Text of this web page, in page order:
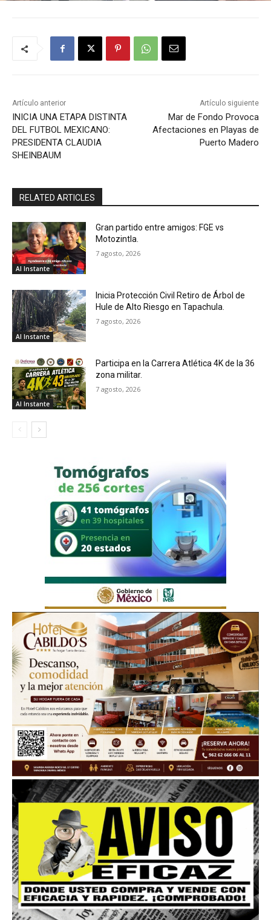
Artículo anterior
INICIA UNA ETAPA DISTINTA
DEL FUTBOL MEXICANO:
PRESIDENTA CLAUDIA
SHEINBAUM
Artículo siguiente
Mar de Fondo Provoca
Afectaciones en Playas de
Puerto Madero
RELATED ARTICLES
Al Instante
Gran partido entre amigos: FGE vs
Motozintla.
7 agosto, 2026
Al Instante
Inicia Protección Civil Retiro de Árbol de
Hule de Alto Riesgo en Tapachula.
7 agosto, 2026
Al Instante
Participa en la Carrera Atlética 4K de la 36
zona militar.
7 agosto, 2026